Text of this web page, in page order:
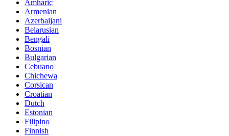
Amharic
Armenian
Azerbaijani
Belarusian
Bengali
Bosnian
Bulgarian
Cebuano
Chichewa
Corsican
Croatian
Dutch
Estonian
Filipino
Finnish